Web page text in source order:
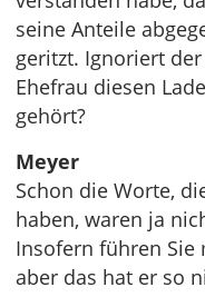
seine Anteile
geritzt. Ignoriert
Ehefrau diesen
gehört?
Meyer
Schon die Worte,
haben, waren ja
Insofern führen Sie
aber das hat er so